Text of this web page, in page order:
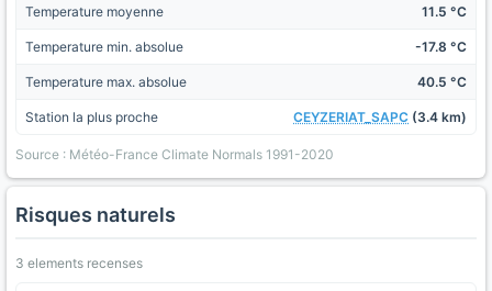
Temperature moyenne 11.5 °C
Temperature min. absolue -17.8 °C
Temperature max. absolue 40.5 °C
Station la plus proche CEYZERIAT_SAPC (3.4 km)
Source : Météo-France Climate Normals 1991-2020
Risques naturels
3 elements recenses